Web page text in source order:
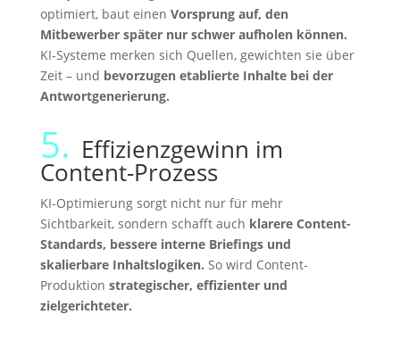
optimiert, baut einen Vorsprung auf, den
Mitbewerber später nur schwer aufholen können.
KI-Systeme merken sich Quellen, gewichten sie über
Zeit – und bevorzugen etablierte Inhalte bei der
Antwortgenerierung.
5. Effizienzgewinn im
Content-Prozess
KI-Optimierung sorgt nicht nur für mehr
Sichtbarkeit, sondern schafft auch klarere Content-
Standards, bessere interne Briefings und
skalierbare Inhaltslogiken. So wird Content-
Produktion strategischer, effizienter und
zielgerichteter.